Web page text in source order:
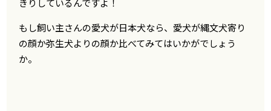
きりしているんですよ！
もし飼い主さんの愛犬が日本犬なら、愛犬が縄文犬寄り
の顔か弥生犬よりの顔か比べてみてはいかがでしょう
か。